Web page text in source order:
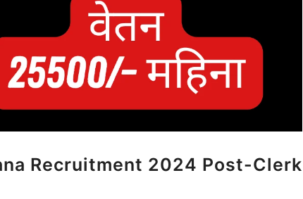
Recruitment 2024 Post-Clerk